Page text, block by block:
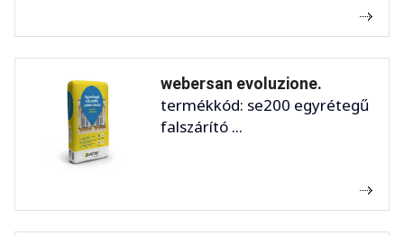
webersan evoluzione.
termékkód: se200 egyrétegű
falszárító ...